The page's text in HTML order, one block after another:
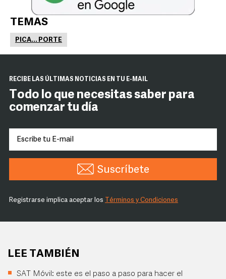
TEMAS
PICA... PORTE
RECIBE LAS ÚLTIMAS NOTICIAS EN TU E-MAIL
Todo lo que necesitas saber para
comenzar tu día
Suscríbete
Registrarse implica aceptar los Términos y Condiciones
LEE TAMBIÉN
SAT Móvil: este es el paso a paso para hacer el